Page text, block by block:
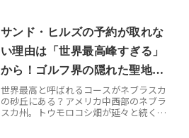
をかしげる方も多いでしょう。実はこ
こ、本当に牧場だった場所...
サンド・ヒルズの予約が取れな
い理由は「世界最高峰すぎる」
から！ゴルフ界の隠れた聖地の
真実
世界最高と呼ばれるコースがネブラスカ
の砂丘にある？アメリカ中西部のネブラ
スカ州。トウモロコシ畑が延々と続くこ